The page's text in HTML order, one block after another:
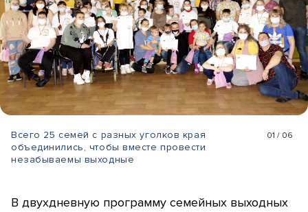
Всего 25 семей с разных уголков края
объединились, чтобы вместе провести
незабываемы выходные
01 / 06
В двухдневную программу семейных выходных